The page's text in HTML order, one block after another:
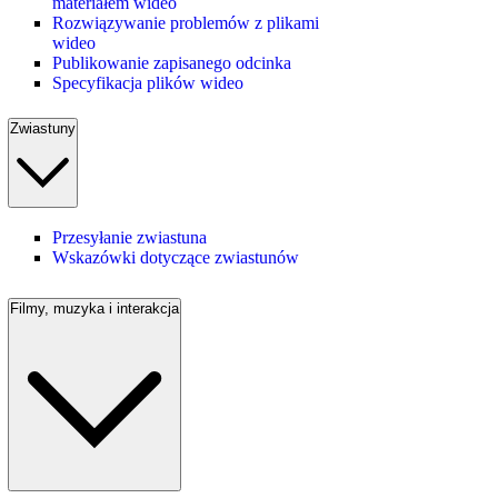
Rozwiązywanie problemów z plikami
wideo
Publikowanie zapisanego odcinka
Specyfikacja plików wideo
Zwiastuny
Przesyłanie zwiastuna
Wskazówki dotyczące zwiastunów
Filmy, muzyka i interakcja